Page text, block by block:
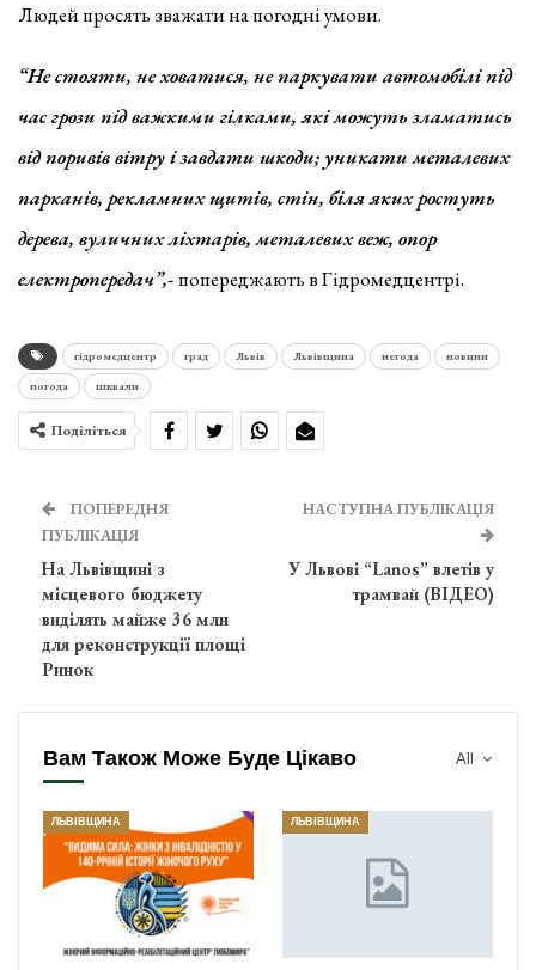
Людей просять зважати на погодні умови.
“Не стояти, не ховатися, не паркувати автомобілі під
час грози під важкими гілками, які можуть зламатись
від поривів вітру і завдати шкоди; уникати металевих
парканів, рекламних щитів, стін, біля яких ростуть
дерева, вуличних ліхтарів, металевих веж, опор
електропередач”,-попереджають в Гідромедцентрі.
гідромедцентр град Львів Львівщина негода
новини
погода
шквали
Поділіться
ПОПЕРЕДНЯ
ПУБЛІКАЦІЯ
На Львівщині з
місцевого бюджету
виділять майже 36 млн
для реконструкції площі
Ринок
НАСТУПНА ПУБЛІКАЦІЯ
У Львові “Lanos” влетів у
трамвай (ВІДЕО)
All
Вам Також Може Буде Цікаво
ЛЬВІВЩИНА ЛЬВІВЩИНА